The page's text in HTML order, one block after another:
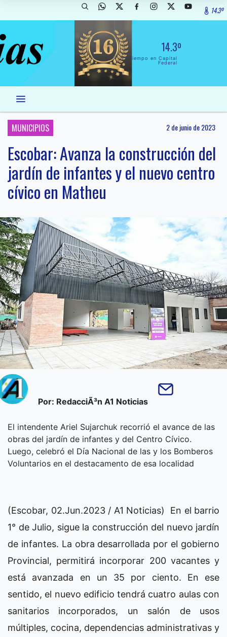
14.3º
14.3º
El Tiempo en Capital
Federal
MUNICIPIOS 2 de junio de 2023
Escobar: Avanza la construcción del
jardín de infantes y el nuevo centro
cívico en Matheu
Por: RedacciÃ³n A1 Noticias
El intendente Ariel Sujarchuk recorrió el avance de las
obras del jardín de infantes y del Centro Cívico.
Luego, celebró el Día Nacional de las y los Bomberos
Voluntarios en el destacamento de esa localidad
(Escobar, 02.Jun.2023 / A1 Noticias) En el barrio
1° de Julio, sigue la construcción del nuevo jardín
de infantes. La obra desarrollada por el gobierno
Provincial, permitirá incorporar 200 vacantes y
está avanzada en un 35 por ciento. En ese
sentido, el nuevo edificio tendrá cuatro aulas con
sanitarios incorporados, un salón de usos
múltiples, cocina, dependencias administrativas y